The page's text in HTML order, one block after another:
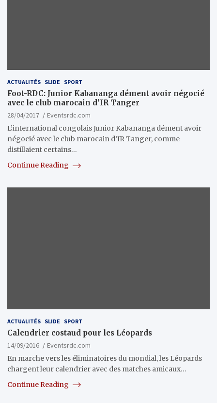
ACTUALITÉS SLIDE SPORT
Foot-RDC: Junior Kabananga dément avoir négocié
avec le club marocain d’IR Tanger
28/04/2017
Eventsrdc.com
L’international congolais Junior Kabananga dément avoir
négocié avec le club marocain d’IR Tanger, comme
distillaient certains…
Continue Reading
ACTUALITÉS SLIDE SPORT
Calendrier costaud pour les Léopards
14/09/2016
Eventsrdc.com
En marche vers les éliminatoires du mondial, les Léopards
chargent leur calendrier avec des matches amicaux…
Continue Reading